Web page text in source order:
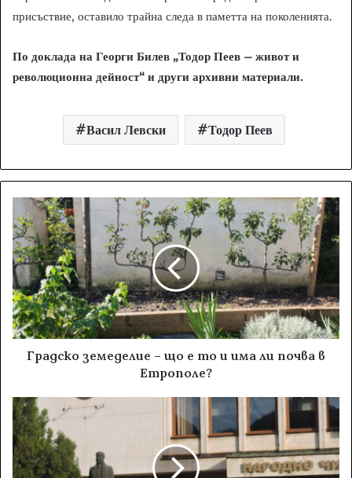
присъствие, оставило трайна следа в паметта на поколенията.
По доклада на Георги Билев „Тодор Пеев – живот и
революционна дейност“ и други архивни материали.
Васил Левски Тодор Пеев
Градско земеделие – що е то и има ли почва в
Етрополе?